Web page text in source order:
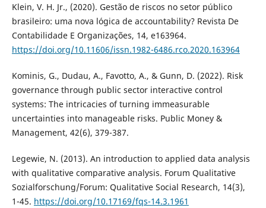
Klein, V. H. Jr., (2020). Gestão de riscos no setor público
brasileiro: uma nova lógica de accountability? Revista De
Contabilidade E Organizações, 14, e163964.
https://doi.org/10.11606/issn.1982-6486.rco.2020.163964
Kominis, G., Dudau, A., Favotto, A., & Gunn, D. (2022). Risk
governance through public sector interactive control
systems: The intricacies of turning immeasurable
uncertainties into manageable risks. Public Money &
Management, 42(6), 379-387.
Legewie, N. (2013). An introduction to applied data analysis
with qualitative comparative analysis. Forum Qualitative
Sozialforschung/Forum: Qualitative Social Research, 14(3),
1-45. https://doi.org/10.17169/fqs-14.3.1961